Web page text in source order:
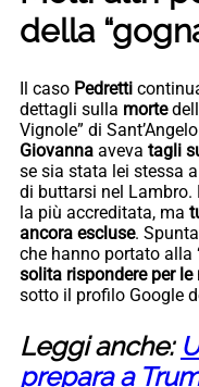
della
Il caso Pedretti
dettagli sulla morte
Vignole” di
Giovanna aveva tagli
se sia stata lei stessa
di buttarsi nel Lambro.
la più accreditata, ma
ancora escluse.
che hanno portato alla
solita rispondere per le
sotto il profilo Google
Leggi anche:
prepara a